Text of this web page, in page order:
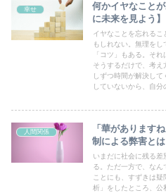
幸せ
何かイヤなこと
に未来を見よう】
イヤなことを忘れる
もしれない。無理を
「コツ」もある。そ
そうするだけで、考
しずつ時間が解決し
していないから、自分
人間関係
「華があります
制による弊害とは
いまだに社会に残る
る。ただ一方で、なん
ことにも、すずきは
析」をしたところ、公